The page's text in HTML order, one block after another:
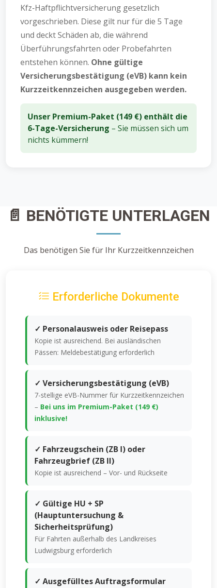
Kfz-Haftpflichtversicherung gesetzlich
vorgeschrieben. Diese gilt nur für die 5 Tage
und deckt Schäden ab, die während
Überführungsfahrten oder Probefahrten
entstehen können. Ohne gültige
Versicherungsbestätigung (eVB) kann kein
Kurzzeitkennzeichen ausgegeben werden.
Unser Premium-Paket (149 €) enthält die
6-Tage-Versicherung – Sie müssen sich um
nichts kümmern!
📄 BENÖTIGTE UNTERLAGEN
Das benötigen Sie für Ihr Kurzzeitkennzeichen
Erforderliche Dokumente
✓ Personalausweis oder Reisepass
Kopie ist ausreichend. Bei ausländischen
Pässen: Meldebestätigung erforderlich
✓ Versicherungsbestätigung (eVB)
7-stellige eVB-Nummer für Kurzzeitkennzeichen
– Bei uns im Premium-Paket (149 €)
inklusive!
✓ Fahrzeugschein (ZB I) oder
Fahrzeugbrief (ZB II)
Kopie ist ausreichend – Vor- und Rückseite
✓ Gültige HU + SP
(Hauptuntersuchung &
Sicherheitsprüfung)
Für Fahrten außerhalb des Landkreises
Ludwigsburg erforderlich
✓ Ausgefülltes Auftragsformular